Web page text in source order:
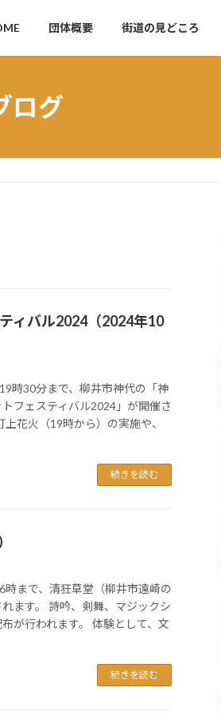
団体概要 街道の見どころ
ログ
ィバル2024（2024年10
時30分まで、柳井市神代の「神
フェスティバル2024」が開催さ
花火（19時から）の実施や、
続きを読む
まで、清狂草堂（柳井市遠崎の
ます。 詩吟、剣舞、マジックシ
が行われます。 体験として、文
続きを読む